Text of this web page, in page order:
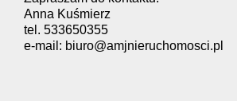
Anna Kuśmierz
tel. 533650355
e-mail: biuro@amjnieruchomosci.pl